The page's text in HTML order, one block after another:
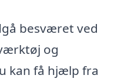
besværet ved
og
kan få hjælp fra